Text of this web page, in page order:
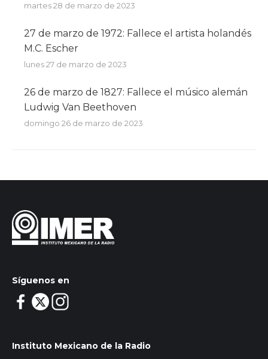
martes 28 de marzo de 2023
27 de marzo de 1972: Fallece el artista holandés
M.C. Escher
lunes 27 de marzo de 2023
26 de marzo de 1827: Fallece el músico alemán
Ludwig Van Beethoven
domingo 26 de marzo de 2023
Síguenos en
Instituto Mexicano de la Radio